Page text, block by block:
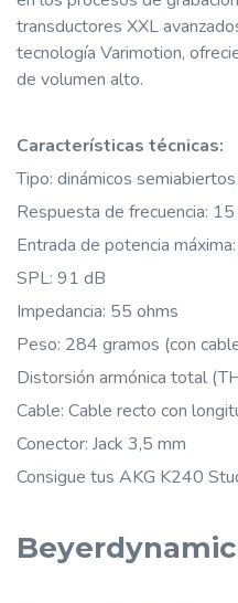
transductores XXL
tecnología Varimotion,
de volumen alto.
Características técnicas:
Tipo: dinámicos semiabiertos
Respuesta de frecuencia:
Entrada de potencia
SPL: 91 dB
Impedancia: 55 ohms
Peso: 284 gramos (con
Distorsión armónica total
Cable: Cable recto con
Conector: Jack 3,5 mm
Consigue tus AKG K240